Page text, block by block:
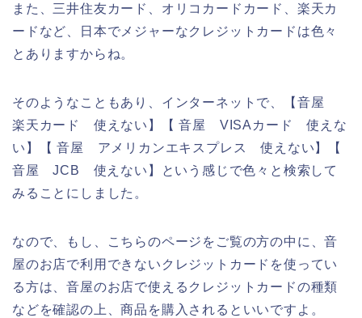
また、三井住友カード、オリコカードカード、楽天カ
ードなど、日本でメジャーなクレジットカードは色々
とありますからね。
そのようなこともあり、インターネットで、【音屋
楽天カード 使えない】【 音屋 VISAカード 使えな
い】【 音屋 アメリカンエキスプレス 使えない】【
音屋 JCB 使えない】という感じで色々と検索して
みることにしました。
なので、もし、こちらのページをご覧の方の中に、音
屋のお店で利用できないクレジットカードを使ってい
る方は、音屋のお店で使えるクレジットカードの種類
などを確認の上、商品を購入されるといいですよ。